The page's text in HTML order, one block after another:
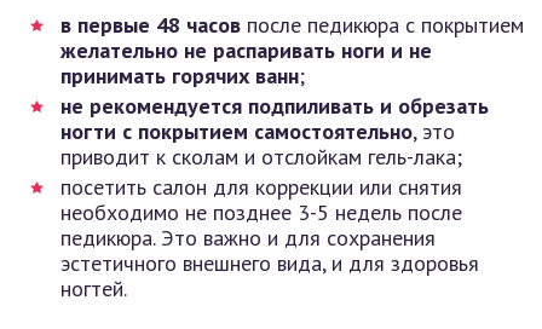
в первые 48 часов после педикюра с покрытием
желательно не распаривать ноги и не
принимать горячих ванн;
не рекомендуется подпиливать и обрезать
ногти с покрытием самостоятельно, это
приводит к сколам и отслойкам гель-лака;
посетить салон для коррекции или снятия
необходимо не позднее 3-5 недель после
педикюра. Это важно и для сохранения
эстетичного внешнего вида, и для здоровья
ногтей.